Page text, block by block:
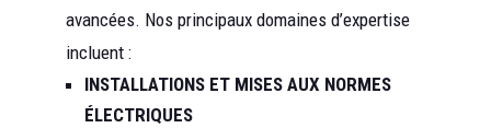
avancées. Nos principaux domaines d’expertise
incluent :
INSTALLATIONS ET MISES AUX NORMES
ÉLECTRIQUES